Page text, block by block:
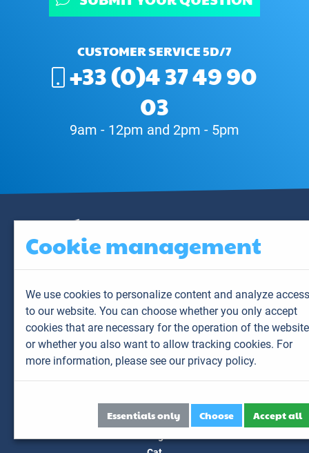
CUSTOMER SERVICE 5D/7
+33 (0)4 37 49 90
03
9am - 12pm and 2pm - 5pm
Contact us
6 allée du Levant
69890 La Tour de Salvagny
Our services
Cookie management
We use cookies to personalize content and analyze access
to our website. You can choose whether you only accept
cookies that are necessary for the operation of the website
or whether you also want to allow tracking cookies. For
more information, please see our privacy policy.
Essentials only Choose Accept all